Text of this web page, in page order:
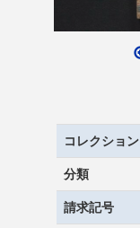
コレクション
分類
請求記号